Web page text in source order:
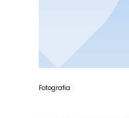
Fotografia